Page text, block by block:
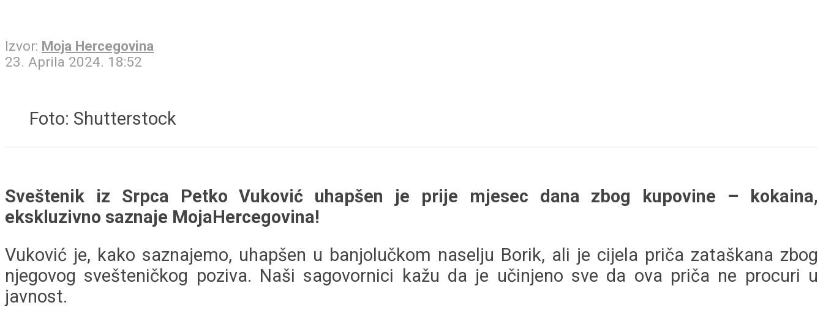
Izvor: Moja Hercegovina
23. Aprila 2024. 18:52
Foto: Shutterstock
Sveštenik iz Srpca Petko Vuković uhapšen je prije mjesec dana zbog kupovine – kokaina,
ekskluzivno saznaje MojaHercegovina!
Vuković je, kako saznajemo, uhapšen u banjolučkom naselju Borik, ali je cijela priča zataškana zbog
njegovog svešteničkog poziva. Naši sagovornici kažu da je učinjeno sve da ova priča ne procuri u
javnost.